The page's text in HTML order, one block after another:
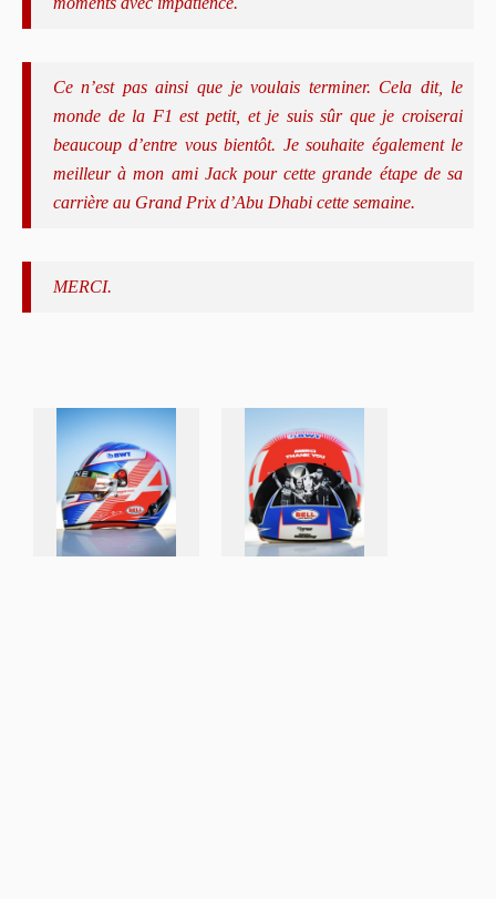
Ce n’est pas ainsi que je voulais terminer. Cela dit, le
monde de la F1 est petit, et je suis sûr que je croiserai
beaucoup d’entre vous bientôt. Je souhaite également le
meilleur à mon ami Jack pour cette grande étape de sa
carrière au Grand Prix d’Abu Dhabi cette semaine.
MERCI.